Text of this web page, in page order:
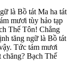
là Bồ tát Ma ha tát
mươi tùy hảo tạp
Thế Tôn! Chẳng
tăng ngữ là Bồ tát
Tức tám mươi
Bạch Thế